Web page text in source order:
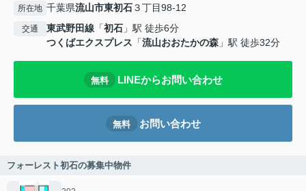
所在地 千葉県流山市東初石３丁目98-12
交通 東武野田線 「初石 」駅 徒歩6分
つくばエクスプレス 「流山おおたかの森 」駅 徒歩32分
無料 LINEからお問い合わせ
無料 お問い合わせ
フォーレスト初石の募集中物件